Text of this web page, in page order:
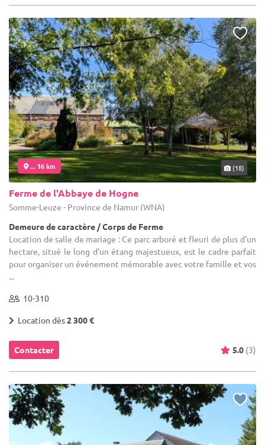
... 16 km (18)
Ferme de l'Abbaye de Hogne
Somme-Leuze - Province de Namur (WNA)
Demeure de caractère / Corps de Ferme
Location de salle de mariage : Ce parc arboré et fleuri de plus d'un
hectare, situé le long d'un étang majestueux, est le cadre parfait
pour organiser un événement mémorable avec votre famille et vos
...
10-310
Location dès2 300 €
Contacter 5.0 (3)